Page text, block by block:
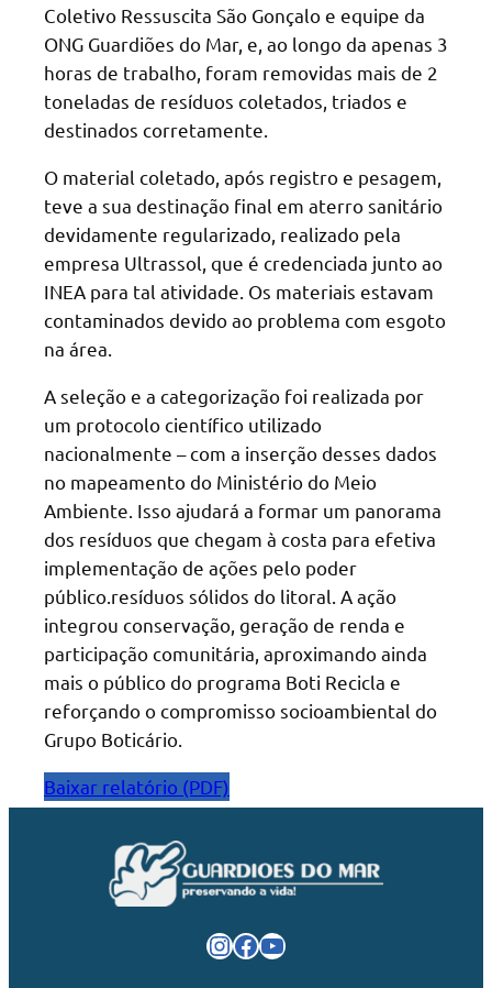
Coletivo Ressuscita São Gonçalo e equipe da
ONG Guardiões do Mar, e, ao longo da apenas 3
horas de trabalho, foram removidas mais de 2
toneladas de resíduos coletados, triados e
destinados corretamente.
O material coletado, após registro e pesagem,
teve a sua destinação final em aterro sanitário
devidamente regularizado, realizado pela
empresa Ultrassol, que é credenciada junto ao
INEA para tal atividade. Os materiais estavam
contaminados devido ao problema com esgoto
na área.
A seleção e a categorização foi realizada por
um protocolo científico utilizado
nacionalmente – com a inserção desses dados
no mapeamento do Ministério do Meio
Ambiente. Isso ajudará a formar um panorama
dos resíduos que chegam à costa para efetiva
implementação de ações pelo poder
público.resíduos sólidos do litoral. A ação
integrou conservação, geração de renda e
participação comunitária, aproximando ainda
mais o público do programa Boti Recicla e
reforçando o compromisso socioambiental do
Grupo Boticário.
Baixar relatório (PDF)
InstagramFacebook Youtube